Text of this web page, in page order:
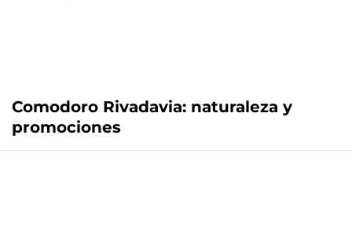
Comodoro Rivadavia: naturaleza y
promociones